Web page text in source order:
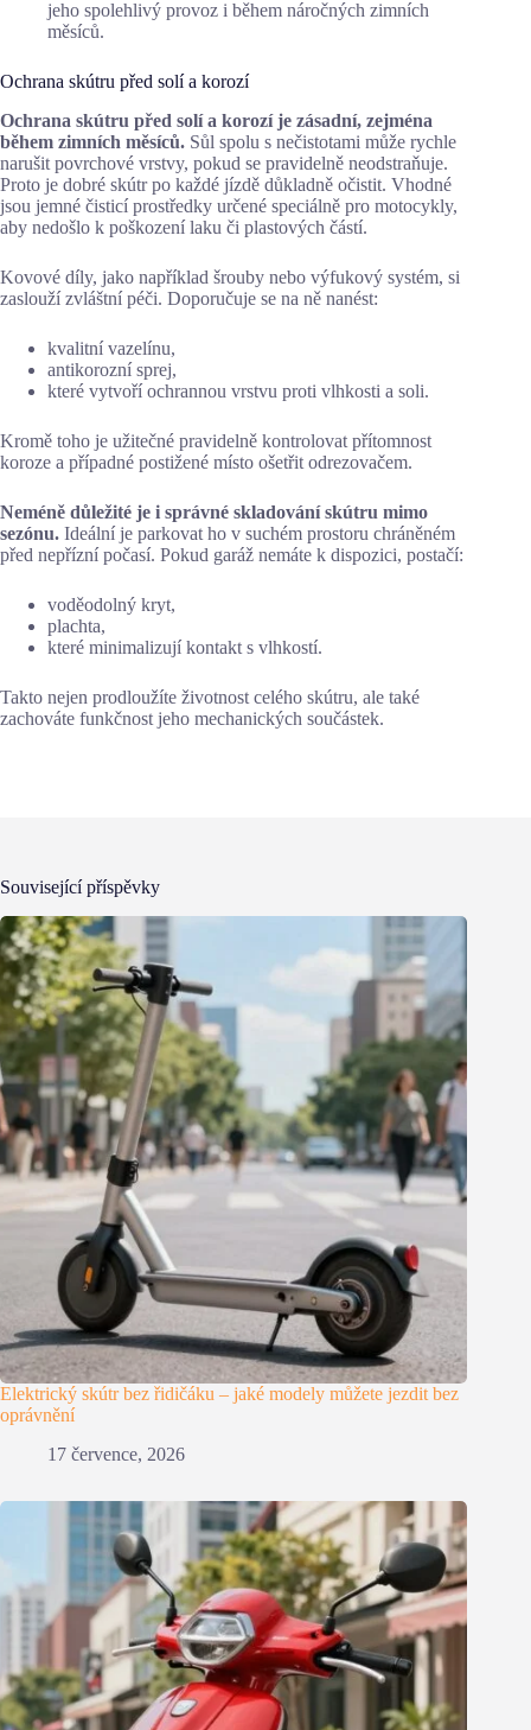
jeho spolehlivý provoz i během náročných zimních
měsíců.
Ochrana skútru před solí a korozí
Ochrana skútru před solí a korozí je zásadní, zejména
během zimních měsíců. Sůl spolu s nečistotami může rychle
narušit povrchové vrstvy, pokud se pravidelně neodstraňuje.
Proto je dobré skútr po každé jízdě důkladně očistit. Vhodné
jsou jemné čisticí prostředky určené speciálně pro motocykly,
aby nedošlo k poškození laku či plastových částí.
Kovové díly, jako například šrouby nebo výfukový systém, si
zaslouží zvláštní péči. Doporučuje se na ně nanést:
kvalitní vazelínu,
antikorozní sprej,
které vytvoří ochrannou vrstvu proti vlhkosti a soli.
Kromě toho je užitečné pravidelně kontrolovat přítomnost
koroze a případné postižené místo ošetřit odrezovačem.
Neméně důležité je i správné skladování skútru mimo
sezónu. Ideální je parkovat ho v suchém prostoru chráněném
před nepřízní počasí. Pokud garáž nemáte k dispozici, postačí:
voděodolný kryt,
plachta,
které minimalizují kontakt s vlhkostí.
Takto nejen prodloužíte životnost celého skútru, ale také
zachováte funkčnost jeho mechanických součástek.
Související příspěvky
Elektrický skútr bez řidičáku – jaké modely můžete jezdit bez
oprávnění
17 července, 2026